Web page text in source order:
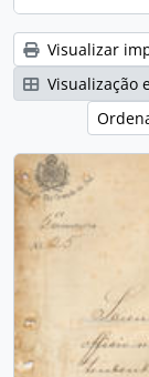
Visualizar
Visualização